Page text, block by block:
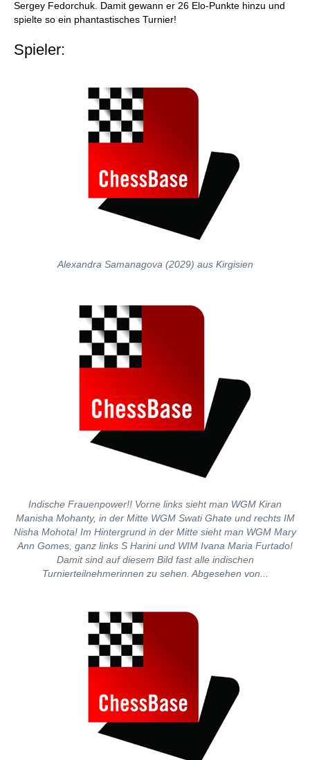
Sergey Fedorchuk. Damit gewann er 26 Elo-Punkte hinzu und
spielte so ein phantastisches Turnier!
Spieler:
Alexandra Samanagova (2029) aus Kirgisien
Indische Frauenpower!! Vorne links sieht man WGM Kiran
Manisha Mohanty, in der Mitte WGM Swati Ghate und rechts IM
Nisha Mohota! Im Hintergrund in der Mitte sieht man WGM Mary
Ann Gomes, ganz links S Harini und WIM Ivana Maria Furtado!
Damit sind auf diesem Bild fast alle indischen
Turnierteilnehmerinnen zu sehen. Abgesehen von...